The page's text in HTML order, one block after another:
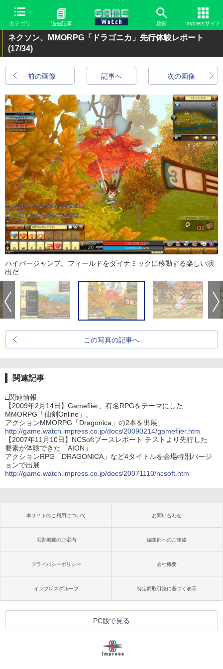
カテゴリ 過去記事 検索 Impressサイト
ネクソン、MMORPG「ドラゴニカ」先行体験レポート
(17/34)
前の画像 次の画像
記事へ
ハイパージャンプ。フィールドをダイナミックに移動する楽しい演
出だ
この写真の記事へ
関連記事
□関連情報
【2009年2月14日】Gameflier、有名RPGをテーマにした
MMORPG「仙剣Online」、
アクションMMORPG「Dragonica」の2本を出展
http://game.watch.impress.co.jp/docs/20090214/gameflier.htm
【2007年11月10日】NCSoftブースレポート テストより先行した
要素が体験できた「AION」
アクションRPG「DRAGONICA」など4タイトルを会場特別バージ
ョンで出展
http://game.watch.impress.co.jp/docs/20071110/ncsoft.htm
本サイトのご利用について お問い合わせ
広告掲載のご案内 編集部へのご連絡
プライバシーポリシー 会社概要
インプレスグループ 特定商取引法に基づく表示
PC版で見る